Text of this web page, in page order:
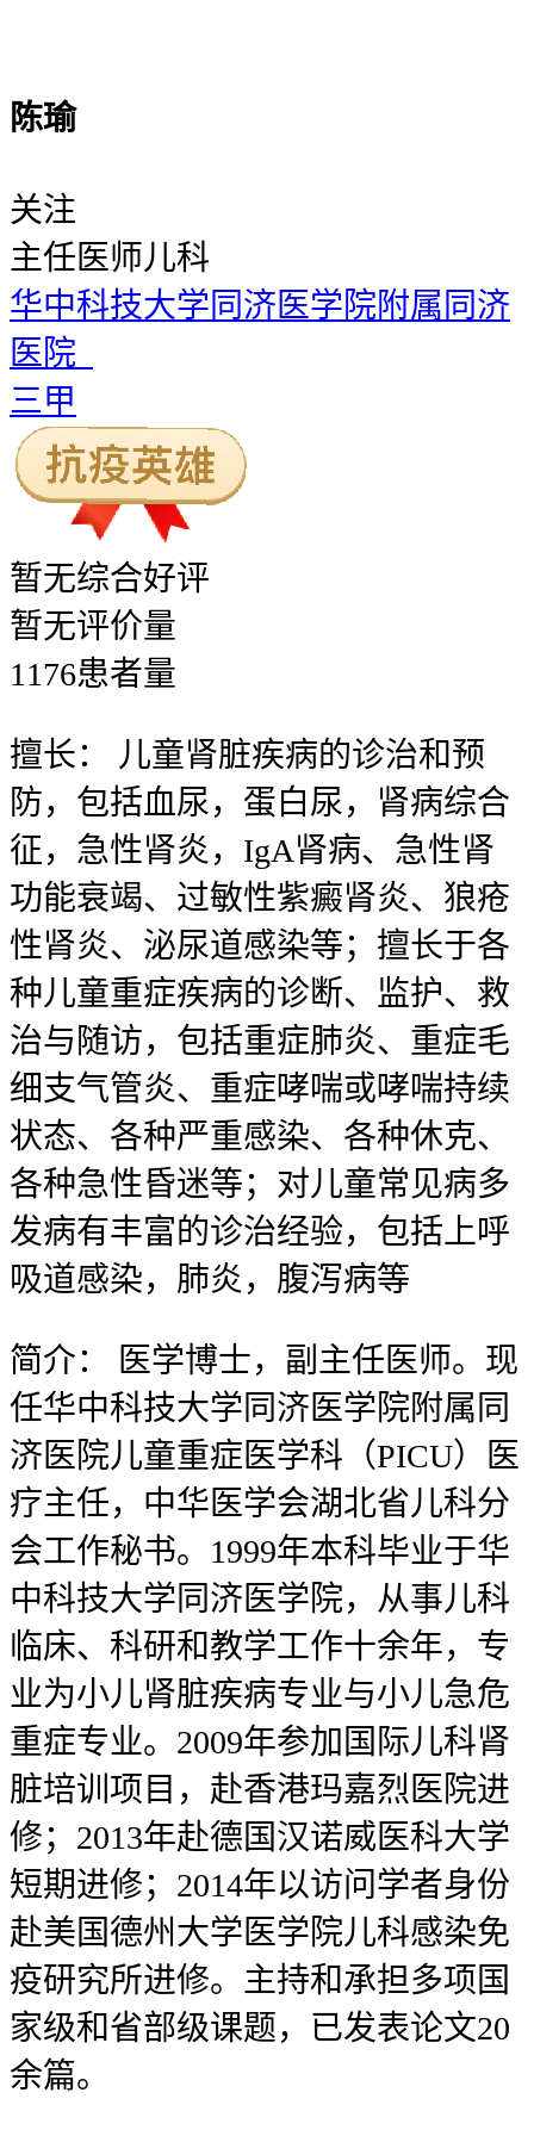
陈瑜
关注
主任医师儿科
华中科技大学同济医学院附属同济
医院
三甲
暂无综合好评
暂无评价量
1176患者量
擅长：
儿童肾脏疾病的诊治和预
防，包括血尿，蛋白尿，肾病综合
征，急性肾炎，IgA肾病、急性肾
功能衰竭、过敏性紫癜肾炎、狼疮
性肾炎、泌尿道感染等；擅长于各
种儿童重症疾病的诊断、监护、救
治与随访，包括重症肺炎、重症毛
细支气管炎、重症哮喘或哮喘持续
状态、各种严重感染、各种休克、
各种急性昏迷等；对儿童常见病多
发病有丰富的诊治经验，包括上呼
吸道感染，肺炎，腹泻病等
简介：
医学博士，副主任医师。现
任华中科技大学同济医学院附属同
济医院儿童重症医学科（PICU）医
疗主任，中华医学会湖北省儿科分
会工作秘书。1999年本科毕业于华
中科技大学同济医学院，从事儿科
临床、科研和教学工作十余年，专
业为小儿肾脏疾病专业与小儿急危
重症专业。2009年参加国际儿科肾
脏培训项目，赴香港玛嘉烈医院进
修；2013年赴德国汉诺威医科大学
短期进修；2014年以访问学者身份
赴美国德州大学医学院儿科感染免
疫研究所进修。主持和承担多项国
家级和省部级课题，已发表论文20
余篇。